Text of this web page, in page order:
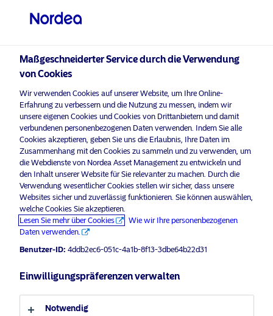
Bitte wählen Sie Ihr Anlegerprofil
aus
Land
Luxemburg
Sprache
Deutsch
Professioneller Anleger
Nordea Asset Management ist einer der größten Asset
Manager in den nordischen Ländern und verfügt über
eine globale Präsenz in Europa, Amerika und Asien.
Risikohinweise
Home
Über uns
Verantwortungsbewusste
Investments
News
Datenschutzerklärung
Zugänglichkeit
Maßgeschneiderter Service durch die Verwendung
von Cookies
Wir verwenden Cookies auf unserer Website, um Ihre Online-
Erfahrung zu verbessern und die Nutzung zu messen, indem wir
unsere eigenen Cookies und Cookies von Drittanbietern und damit
verbundenen personenbezogenen Daten verwenden. Indem Sie alle
Cookies akzeptieren, geben Sie uns die Erlaubnis, Ihre Daten im
Zusammenhang mit den Cookies zu sammeln und zu verwenden, um
die Webdienste von Nordea Asset Management zu entwickeln und
den Inhalt unserer Website für Sie relevanter zu machen. Durch die
Verwendung wesentlicher Cookies stellen wir sicher, dass unsere
Websites sicher und zuverlässig funktionieren. Sie können auswählen,
welche Cookies Sie akzeptieren.
Lesen Sie mehr über Cookies
Wie wir Ihre personenbezogenen
Daten verwenden.
Benutzer-ID: 4ddb2ec6-051c-4a1b-8f13-3dbe64b22d31
Einwilligungspräferenzen verwalten
Notwendig